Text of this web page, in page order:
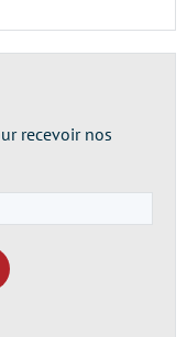
recevoir nos